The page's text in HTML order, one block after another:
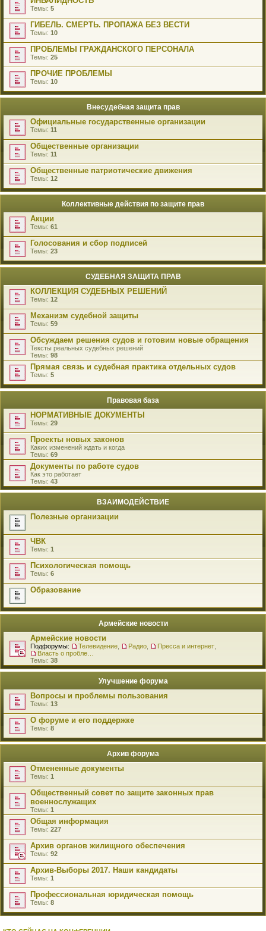
Темы: 5
ГИБЕЛЬ. СМЕРТЬ. ПРОПАЖА БЕЗ ВЕСТИ
Темы: 10
ПРОБЛЕМЫ ГРАЖДАНСКОГО ПЕРСОНАЛА
Темы: 25
ПРОЧИЕ ПРОБЛЕМЫ
Темы: 10
Внесудебная защита прав
Официальные государственные организации
Темы: 11
Общественные организации
Темы: 11
Общественные патриотические движения
Темы: 12
Коллективные действия по защите прав
Акции
Темы: 61
Голосования и сбор подписей
Темы: 23
СУДЕБНАЯ ЗАЩИТА ПРАВ
КОЛЛЕКЦИЯ СУДЕБНЫХ РЕШЕНИЙ
Темы: 12
Механизм судебной защиты
Темы: 59
Обсуждаем решения судов и готовим новые обращения
Тексты реальных судебных решений
Темы: 98
Прямая связь и судебная практика отдельных судов
Темы: 5
Правовая база
НОРМАТИВНЫЕ ДОКУМЕНТЫ
Темы: 29
Проекты новых законов
Каких изменений ждать и когда
Темы: 69
Документы по работе судов
Как это работает
Темы: 43
ВЗАИМОДЕЙСТВИЕ
Полезные организации
ЧВК
Темы: 1
Психологическая помощь
Темы: 6
Образование
Армейские новости
Армейские новости
Подфорумы: Телевидение Радио Пресса и интернет
Темы: 38
Улучшение форума
Вопросы и проблемы пользования
Темы: 13
О форуме и его поддержке
Темы: 8
Архив форума
Отмененные документы
Темы: 1
Общественный совет по защите законных прав
военнослужащих
Темы: 1
Общая информация
Темы: 227
Архив органов жилищного обеспечения
Темы: 92
Архив-Выборы 2017. Наши кандидаты
Темы: 1
Профессиональная юридическая помощь
Темы: 8